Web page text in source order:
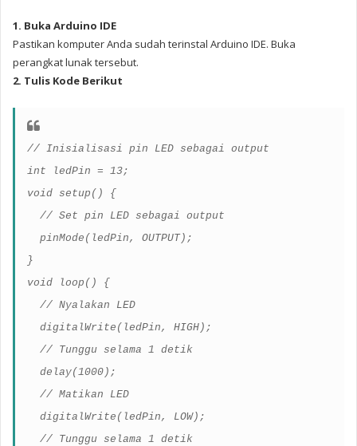
1. Buka Arduino IDE
Pastikan komputer Anda sudah terinstal Arduino IDE. Buka
perangkat lunak tersebut.
2. Tulis Kode Berikut
// Inisialisasi pin LED sebagai output
int ledPin = 13;
void setup() {
// Set pin LED sebagai output
pinMode(ledPin, OUTPUT);
}
void loop() {
// Nyalakan LED
digitalWrite(ledPin, HIGH);
// Tunggu selama 1 detik
delay(1000);
// Matikan LED
digitalWrite(ledPin, LOW);
// Tunggu selama 1 detik